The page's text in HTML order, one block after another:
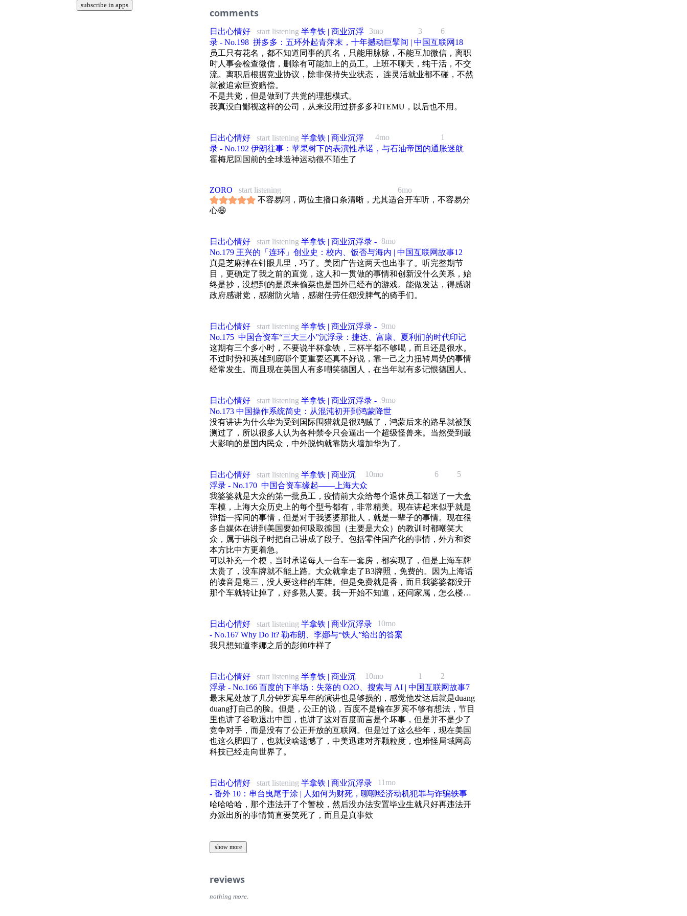
subscribe in apps
�听友投稿邮箱：bannatie@163.com
️杭州特调「芝麻·半拿铁」的品尝地：西湖区华星路 【01coffee】
️上海特调「米乳·半拿铁」的品尝地：前滩公园巷 【彼屯 between 自然商店】
�半拿铁周边购买淘宝店：小羊商店Sheepedia
� 半拿铁周边之：《人工智能风云录》纸质书，可在各大电商平台购买
时间轴：
01:50 千年瓷都景德镇的历史起源
36:57 景德镇瓷器的分布式生产
01:18:03 欧洲瓷器的发展兴起与景德镇兴衰
01:35:57 景德镇近代陶瓷工业转型与艺术革新
01:47:45. 建国后景德镇陶瓷工业的恢复
02:05:35 改革开放之后景德镇陶瓷的市场化困境
02:31:57 景德镇的文化与经济现状
02:53:43 读评论
青白瓷：
大维德瓶：
大维德瓶颈部铭文：
水碓duì：
龙骑兵瓶：
隧道窑：
无语菩萨：
主要参考资料：
《明清景德镇城市经济研究》 梁淼泰 江西人民出版社
《近代景德镇瓷业社会的多维冲突和秩序重构：1903—1949》 李松杰 中国社会科学出版社
《明清景德镇瓷业发展与窑柴的应对》 郭建晖 林俊杰 故宫博物院院刊
《The City of Blue and White: Chinese Porcelain and the Early Modern World》 Anne Gerritsen
《China’s Porcelain Capital: The Rise, Fall and Reinvention of Ceramics in Jingdezhen》 Maris
Boyd Gillette Bloomsbury Academic
《Re-sourcing Fuels for Ceramic Kilns in Socialist China, 1950s–1980s》 Kaijun Chen History
《The Pilgrim Art: Cultures of Porcelain in World History》 Robert Finlay University of
California Press
《永远在路上》第四集《利剑出鞘》 中央纪委宣传部 中央电视台
《景德镇：中国瓷业的近代印迹——商品瓷与职业化经营的变迁》 罗苏文 史林
《景德镇陶瓷史稿》 江西省轻工业厅陶瓷研究所 生活·读书·新知三联书店
《千年瓷都景德镇：危机与突围》 崔银娜 民生周刊
《瓷器故事里的兴衰启示》 郝薇薇 环球杂志
《再访“瓷都”：大师的幻灭》 郭芳 中国经济周刊
《瓷器的官场生意》 郭芳 简文超 中国经济周刊
————
半拿铁也开始讲故事了：半拿铁·故事篇
�听友投稿邮箱：bannatie@163.com
️杭州特调「芝麻·半拿铁」的品尝地：西湖区华星路 【01coffee】
️上海特调「米乳·半拿铁」的品尝地：前滩公园巷 【彼屯 between 自然商店】
�半拿铁周边购买淘宝店：小羊商店Sheepedia
� 半拿铁全新周边：《人工智能风云录》纸质书，可在各大电商平台购买。天猫店铺目前为
5 折
时间轴：
00:05:19 第一回：豆瓣
00:12:50 初创豆瓣
00:21:27 豆瓣的内容与地位
00:43:11 豆瓣的商业化之路
00:48:07 豆瓣的压力与现状
01:03:39 第二回：知乎
01:16:10 知乎的商业化道路
01:33:15 知乎留下的互联网印记
01:43:54 第三回：百度贴吧
01:58:38 第四回：虎扑
02:10:35 虎扑的商业化探索
02:18:33 第五回：尾声
02:31:37 片尾曲
2005 年阿北在《时尚先生》的照片。剩下的人从左往右分别是：达贝妮、Keso、平克（姜
弘）。
豆瓣音乐的早期版本。豆瓣社区的整体 UI 设计，多年来没有变化
豆瓣在移动化时代，走了一步错棋，推出了太多独立 APP
豆瓣的阿尔法城充满理想主义，但很快折戟沉沙
在豆瓣评分方面，阿北一直坚持朴素的理念
阿北（封面）
知乎的联合创始人周源、黄继新和 CTO 李申申
虎扑的联合创始人杨冰和程杭
主要参考资料：
阿北和他的豆瓣十八年，慢放
阿北不是老板，豆瓣不是公司，晚点 LastPost
变味的豆瓣，执拗的阿北，回不去的阳光灿烂，盐布斯
离开豆瓣的日子，雷锋网
豆瓣成长，阿北哲学，刘晋锋/生活杂志
我在豆瓣过双十一，被群嘲，21 财经
“悟空”倒下，知乎难安，燃财经
知乎为什么，周源/第一财经周刊
“知乎大V女神”原是打工男 分饰两角骗捐24万，扬子晚报
百度贴吧野蛮商业化陷道德危机，经济参考报
百度贴吧用户失九成：昔日王者，难回巅峰，一刻商业
路径？
这不只是一部商帮兴亡史，也是一段地方如何借助制度、资本、人才和产业，在不同年代反
复寻找出路的故事。坐吧，来杯半拿铁，我们边喝边唠。
————
潇磊、刘飞的声音已授权给豆包、剪映等字节系产品使用若干年。
在视频平台看到的无真人出镜、用我们的音色生成的 AI 内容，均非我们制作。
————
️杭州特调「芝麻·半拿铁」的品尝地：西湖区华星路 【01coffee】
️上海特调「米乳·半拿铁」的品尝地：前滩公园巷 【彼屯 between 自然商店】
� 半拿铁周边之：《人工智能风云录》纸质书，可在各大电商平台购买
————
00:02:18 古代徽州的大致范围与当地概况
00:10:43 徽商的起源
00:26:58 徽商代表江春的传奇
01:08:04 新中国徽商的发展开端--中科大落地合肥
01:12:24 芜湖要起飞了
01:16:21 尹同跃与奇瑞汽车
01:38:45 存储巨头长鑫科技
01:42:03 蔚来汽车的未来
01:53:16 风投城市合肥的成绩
清代江南省行政区划示意：
清代两淮地区二十三盐场区域图：
主要参考资料：
《徽商研究》 张海鹏 王廷元主编 安徽人民出版社
《新安商人的研究》 藤井宏 傅衣凌 黄焕宗译 安徽人民出版社
《明清徽商与淮扬社会变迁》 王振忠 生活·读书·新知三联书店
《商人与中国近世社会》 唐力行 商务印书馆
《商人与文化的双重变奏——徽商与宗族社会的历史考察》 唐力行 华中理工大学出版社
明清两淮盐业与徽商相关系列论文 范金民
《从历史地理看徽商的兴衰》 葛剑雄 安徽史学
《解码合肥模式》 管永芬 证券时报
《“合肥模式”三部曲：以投带引，“链”式招商，科创驱动》 孙燕 21世纪经济报道
《奇瑞狂人尹同耀》 雪珂 华夏出版社
《成长路上必经烦恼 奇瑞品牌历史回顾》 陈雷 汽车之家
《京东方6代线175亿资金拆解：合肥政府托底》 立雄 新浪科技
《重磅丨70亿！蔚来与合肥建投合作协议今日敲定》 杜巧梅 21世纪经济报道
《对话蔚来李斌：一场完美风暴之后，我的胆子更大了》 程潇熠 黄俊杰 晚点LatePost
片尾曲：
本期制作：
戎戈
来杯半拿铁，咱们边喝边唠。
—
潇磊、刘飞的声音已授权给豆包、剪映等字节系产品使用若干年。
在视频平台看到的无真人出镜、用我们的音色生成的 AI 内容，均非我们制作。
—
半拿铁也开始讲故事了：半拿铁·故事篇
�听友投稿邮箱：bannatie@163.com
️上海特调「米乳·半拿铁」的品尝地：前滩公园巷 【彼屯 between 自然商店】
�半拿铁周边购买淘宝店：小羊商店Sheepedia
5 折
——
时间轴：
00:05:05 手机发展史国产品牌的崛起
00:11:48 中华酷联崛起之华为中兴联想转型
00:43:18 魅族兴衰史从创新先锋到市场边缘
00:51:32 雷军早期创业历程与编程才华
00:59:28 盘古项目金山的办公软件野心与失败
01:08:40 金山软件的发展与创新营销
01:11:39 雷军从软件到互联网的投资与创业之路
01:17:22 雷军与小米早期发展揭秘
01:46:47 小米供应链挑战与危机管理
01:58:00 小米出海与三星转型科技巨头的崛起之路
02:06:50 HTC与国际品牌在中国市场的兴衰历程
02:18:23 互联网巨头布局手机市场乐视360等尝试
02:29:44 回顾2013-2017年手机品牌兴衰史
02:54:49 锤子科技坚果Pro系列及其TNT工作站的得与失
03:21:47 OPPO与VIVO线下渠道的成功之道及品牌差异化
03:33:55 中国手机市场品牌格局与竞争分析
03:47:38 中国玻璃女王与蓝思科技的崛起之路
时间线：
1985 年
中兴通讯创立，早期主营交换机、基站等通信设备，后来成为“巨大中华”之一。
1988 年
三星推出早期手机产品。同年，王来春进入富士康，从流水线工人做起。
1989 年
段永平接手广东中山一家亏损的小厂，后来做出小霸王学习机。雷军在武汉读大学期间参与
开发磁盘加密软件 Bitlok。
雷军加入金山，成为公司第六名员工。
1993 年
周群飞在深圳创业，最初生产手表玻璃。
1995 年
25 岁的雷军成为北京金山总经理。
段永平离开小霸王，创办步步高。
三星公开销毁大批不合格产品，强化质量管理。
1998 年
中兴开始研发和生产手机。
联想入股金山，雷军出任金山集团总经理。
步步高的教育电子、视听和通信业务逐渐拆分为相互独立的公司。
王来春离开富士康，与哥哥创业，使用香港立讯公司开展外贸业务。
2000 年
雷军创办卓越网，一度成为中国重要的 B2C 电商平台。
2001 年
段永平牵头注册 OPPO 品牌。
2002 年
华为内部仍对是否进入手机行业存在激烈争议。
全靠纸张、防伪、密押和遍布全国的分号网络就能完成异地汇兑。
这期节目会把时间线拉长，从山西的地理困局和明代开中法讲起，讲到走西口、旅蒙商、大
盛魁、万里茶道，再讲日昇昌如何从平遥颜料铺改行成票号，如何靠顶身股、号规、信用和
官款生意登上近代金融舞台。我们也会讲它为什么在新式银行、官款流失、辛亥革命和挤兑
风潮中退场。
节目后半段，我们从乔家大院和平遥古城说到山西的另一条近现代线索：煤炭如何接替晋商
成为山西的经济底盘，煤老板、资源整合、塌方式腐败和转型综改又怎样重塑这个省份。
————
潇磊、刘飞的声音已授权给豆包、剪映等字节系产品使用若干年。
————
�听友投稿邮箱：bannatie@163.com
️上海特调「米乳·半拿铁」的品尝地：前滩公园巷 【彼屯 between 自然商店】
�半拿铁周边购买淘宝店：小羊商店Sheepedia
� 半拿铁周边之：《人工智能风云录》纸质书，可在各大电商平台购买
————
05:46：一个真实的明代票号异地汇兑场景
09:39：票号独特的防伪与密码机制
15:09：晋商起源与山西地理位置
23:17：走西口与旅蒙商的兴起
27:48：大盛魁商号的创立与发展
35:29：晋商防范员工卷款的顶身股制度
46:40：雷履泰转型创立日昇昌票号
01:09:27：新式银行兴起对票号的打击
01:17:51：辛亥革命与山西票号的崩盘
01:21:23：晋商大院与乔家大院的兴衰
01:39:22：阮仪三力保平遥古城免被拆
01:44:42：现代山西煤炭产业来时路
01:52:51：山西资源型经济的转型进行时
乔家大院：
主要参考资料：
《日升昌票号的兴衰》 崔宇琛 王玉爱 人民周刊
《山西票商成败记·同舟忠告》 李宏龄 山西经济出版社
《市政厅·茶道上的恰克图》 澎湃新闻
《国之将亡，必有妖盐》 澎湃新闻
《晋商抱着权力的大腿崛起》 澎湃新闻
《清代中俄恰克图贸易的历史作用》 丰若非 燕红忠 中国社会科学院近代史研究所
《村落、蒙旗与国家：清代以来内蒙古土默特的乡村社会变迁史》 田宓 中国社会科学出版
社
《山西外贸志》 山西省地方志编纂委员会
《山西票号史》 黄鉴晖 山西经济出版社
本期制作：
comments
3mo 3 6
日出心情好 start listening 半拿铁 | 商业沉浮
录 - No.198 ️ 拼多多：五环外起青萍末，十年撼动巨擘间 | 中国互联网18
员工只有花名，都不知道同事的真名，只能用脉脉，不能互加微信，离职
时人事会检查微信，删除有可能加上的员工。上班不聊天，纯干活，不交
流。离职后根据竞业协议，除非保持失业状态， 连灵活就业都不碰，不然
就被追索巨资赔偿。
不是共党，但是做到了共党的理想模式。
我真没白鄙视这样的公司，从来没用过拼多多和TEMU，以后也不用。
4mo 1
日出心情好 start listening 半拿铁 | 商业沉浮
录 - No.192 伊朗往事：苹果树下的表演性承诺，与石油帝国的通胀迷航
霍梅尼回国前的全球造神运动很不陌生了
6mo
ZORO
start listening
不容易啊，两位主播口条清晰，尤其适合开车听，不容易分
心😆
8mo
日出心情好 start listening 半拿铁 | 商业沉浮录 -
No.179 王兴的「连环」创业史：校内、饭否与海内 | 中国互联网故事12
真是芝麻掉在针眼儿里，巧了。美团广告这两天也出事了。听完整期节
目，更确定了我之前的直觉，这人和一贯做的事情和创新没什么关系，始
终是抄，没想到的是原来偷菜也是国外已经有的游戏。能做发达，得感谢
政府感谢党，感谢防火墙，感谢任劳任怨没脾气的骑手们。
9mo
日出心情好 start listening 半拿铁 | 商业沉浮录 -
No.175 ️ 中国合资车“三大三小”沉浮录：捷达、富康、夏利们的时代印记
这期有三个多小时，不要说半杯拿铁，三杯半都不够喝，而且还是很水。
不过时势和英雄到底哪个更重要还真不好说，靠一己之力扭转局势的事情
经常发生。而且现在美国人有多嘲笑德国人，在当年就有多记恨德国人。
9mo
日出心情好 start listening 半拿铁 | 商业沉浮录 -
No.173 中国操作系统简史：从混沌初开到鸿蒙降世
没有讲讲为什么华为受到国际围猎就是很鸡贼了，鸿蒙后来的路早就被预
测过了，所以很多人认为各种禁令只会逼出一个超级怪兽来。当然受到最
大影响的是国内民众，中外脱钩就靠防火墙加华为了。
10mo 6 5
日出心情好 start listening 半拿铁 | 商业沉
浮录 - No.170 ️ 中国合资车缘起——上海大众
我婆婆就是大众的第一批员工，疫情前大众给每个退休员工都送了一大盒
车模，上海大众历史上的每个型号都有，非常精美。现在讲起来似乎就是
弹指一挥间的事情，但是对于我婆婆那批人，就是一辈子的事情。现在很
多自媒体在讲到美国要如何吸取德国（主要是大众）的教训时都嘲笑大
众，属于讲段子时把自己讲成了段子。包括零件国产化的事情，外方和资
本方比中方更着急。
可以补充一个梗，当时承诺每人一台车一套房，都实现了，但是上海车牌
太贵了，没车牌就不能上路。大众就拿走了B3牌照，免费的。因为上海话
的读音是瘪三，没人要这样的车牌。但是免费就是香，而且我婆婆都没开
那个车就转让掉了，好多熟人要。我一开始不知道，还问家属，怎么楼下
10mo
日出心情好 start listening 半拿铁 | 商业沉浮录
- No.167 Why Do It? 勒布朗、李娜与“铁人”给出的答案
我只想知道李娜之后的彭帅咋样了
10mo 1 2
日出心情好 start listening 半拿铁 | 商业沉
浮录 - No.166 百度的下半场：失落的 O2O、搜索与 AI | 中国互联网故事7
最末尾处放了几分钟罗宾早年的演讲也是够损的，感觉他发达后就是duang
duang打自己的脸。但是，公正的说，百度不是输在罗宾不够有想法，节目
里也讲了谷歌退出中国，也讲了这对百度而言是个坏事，但是并不是少了
竞争对手，而是没有了公正开放的互联网。但是过了这么些年，现在美国
也这么肥四了，也就没啥遗憾了，中美迅速对齐颗粒度，也难怪局域网高
科技已经走向世界了。
11mo
日出心情好 start listening 半拿铁 | 商业沉浮录
- 番外 10：串台曳尾于涂 | 人如何为财死，聊聊经济动机犯罪与诈骗轶事
哈哈哈哈，那个违法开了个警校，然后没办法安置毕业生就只好再违法开
办派出所的事情简直要笑死了，而且是真事欸
show more
reviews
nothing more.